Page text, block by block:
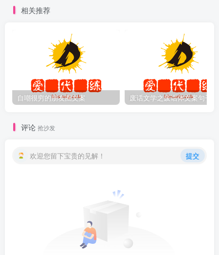
相关推荐
自嘲很穷的朋友圈文案 废话文学之废话体文案句子
评论 抢沙发
欢迎您留下宝贵的见解！ 提交